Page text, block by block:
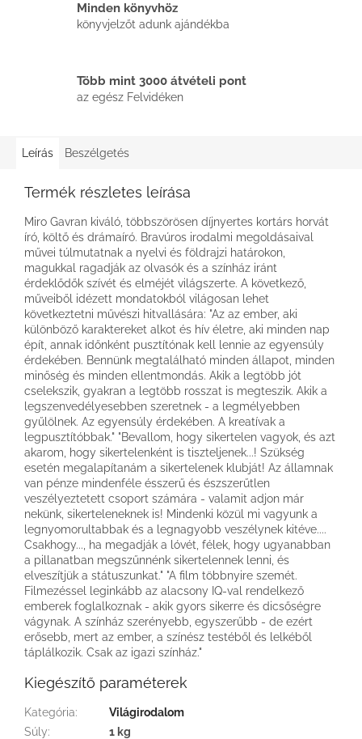
Minden könyvhöz
könyvjelzőt adunk ajándékba
Több mint 3000 átvételi pont
az egész Felvidéken
Leírás Beszélgetés
Termék részletes leírása
Miro Gavran kiváló, többszörösen díjnyertes kortárs horvát
író, költő és drámaíró. Bravúros irodalmi megoldásaival
művei túlmutatnak a nyelvi és földrajzi határokon,
magukkal ragadják az olvasók és a színház iránt
érdeklődők szívét és elméjét világszerte. A következő,
műveiből idézett mondatokból világosan lehet
következtetni művészi hitvallására: "Az az ember, aki
különböző karaktereket alkot és hív életre, aki minden nap
épít, annak időnként pusztítónak kell lennie az egyensúly
érdekében. Bennünk megtalálható minden állapot, minden
minőség és minden ellentmondás. Akik a legtöbb jót
cselekszik, gyakran a legtöbb rosszat is megteszik. Akik a
legszenvedélyesebben szeretnek - a legmélyebben
gyűlölnek. Az egyensúly érdekében. A kreatívak a
legpusztítóbbak." "Bevallom, hogy sikertelen vagyok, és azt
akarom, hogy sikertelenként is tiszteljenek...! Szükség
esetén megalapítanám a sikertelenek klubját! Az államnak
van pénze mindenféle ésszerű és észszerűtlen
veszélyeztetett csoport számára - valamit adjon már
nekünk, sikerteleneknek is! Mindenki közül mi vagyunk a
legnyomorultabbak és a legnagyobb veszélynek kitéve....
Csakhogy..., ha megadják a lóvét, félek, hogy ugyanabban
a pillanatban megszűnnénk sikertelennek lenni, és
elveszítjük a státuszunkat." "A film többnyire szemét.
Filmezéssel leginkább az alacsony IQ-val rendelkező
emberek foglalkoznak - akik gyors sikerre és dicsőségre
vágynak. A színház szerényebb, egyszerűbb - de ezért
erősebb, mert az ember, a színész testéből és lelkéből
táplálkozik. Csak az igazi színház."
Kiegészítő paraméterek
Kategória:
Világirodalom
Súly:
1 kg